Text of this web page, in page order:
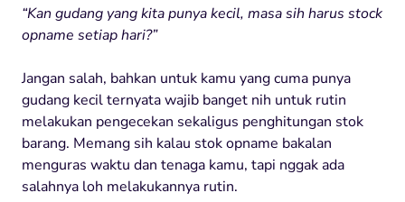
“Kan gudang yang kita punya kecil, masa sih harus stock
opname setiap hari?”
Jangan salah, bahkan untuk kamu yang cuma punya
gudang kecil ternyata wajib banget nih untuk rutin
melakukan pengecekan sekaligus penghitungan stok
barang. Memang sih kalau stok opname bakalan
menguras waktu dan tenaga kamu, tapi nggak ada
salahnya loh melakukannya rutin.